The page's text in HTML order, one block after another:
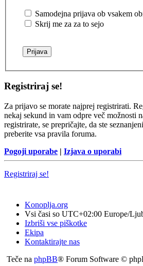
Samodejna prijava ob vsakem
Skrij me za za to sejo
Registriraj se!
Za prijavo se morate najprej registrirati.
nekaj sekund in vam odpre več možnosti
registrirate, se prepričajte, da ste
preberite vsa pravila foruma.
Pogoji uporabe | Izjava o uporabi
Registriraj se!
Konoplja.org
Vsi časi so UTC+02:00 Europe/
Izbriši vse piškotke
Ekipa
Kontaktirajte nas
Teče na phpBB® Forum Software ©